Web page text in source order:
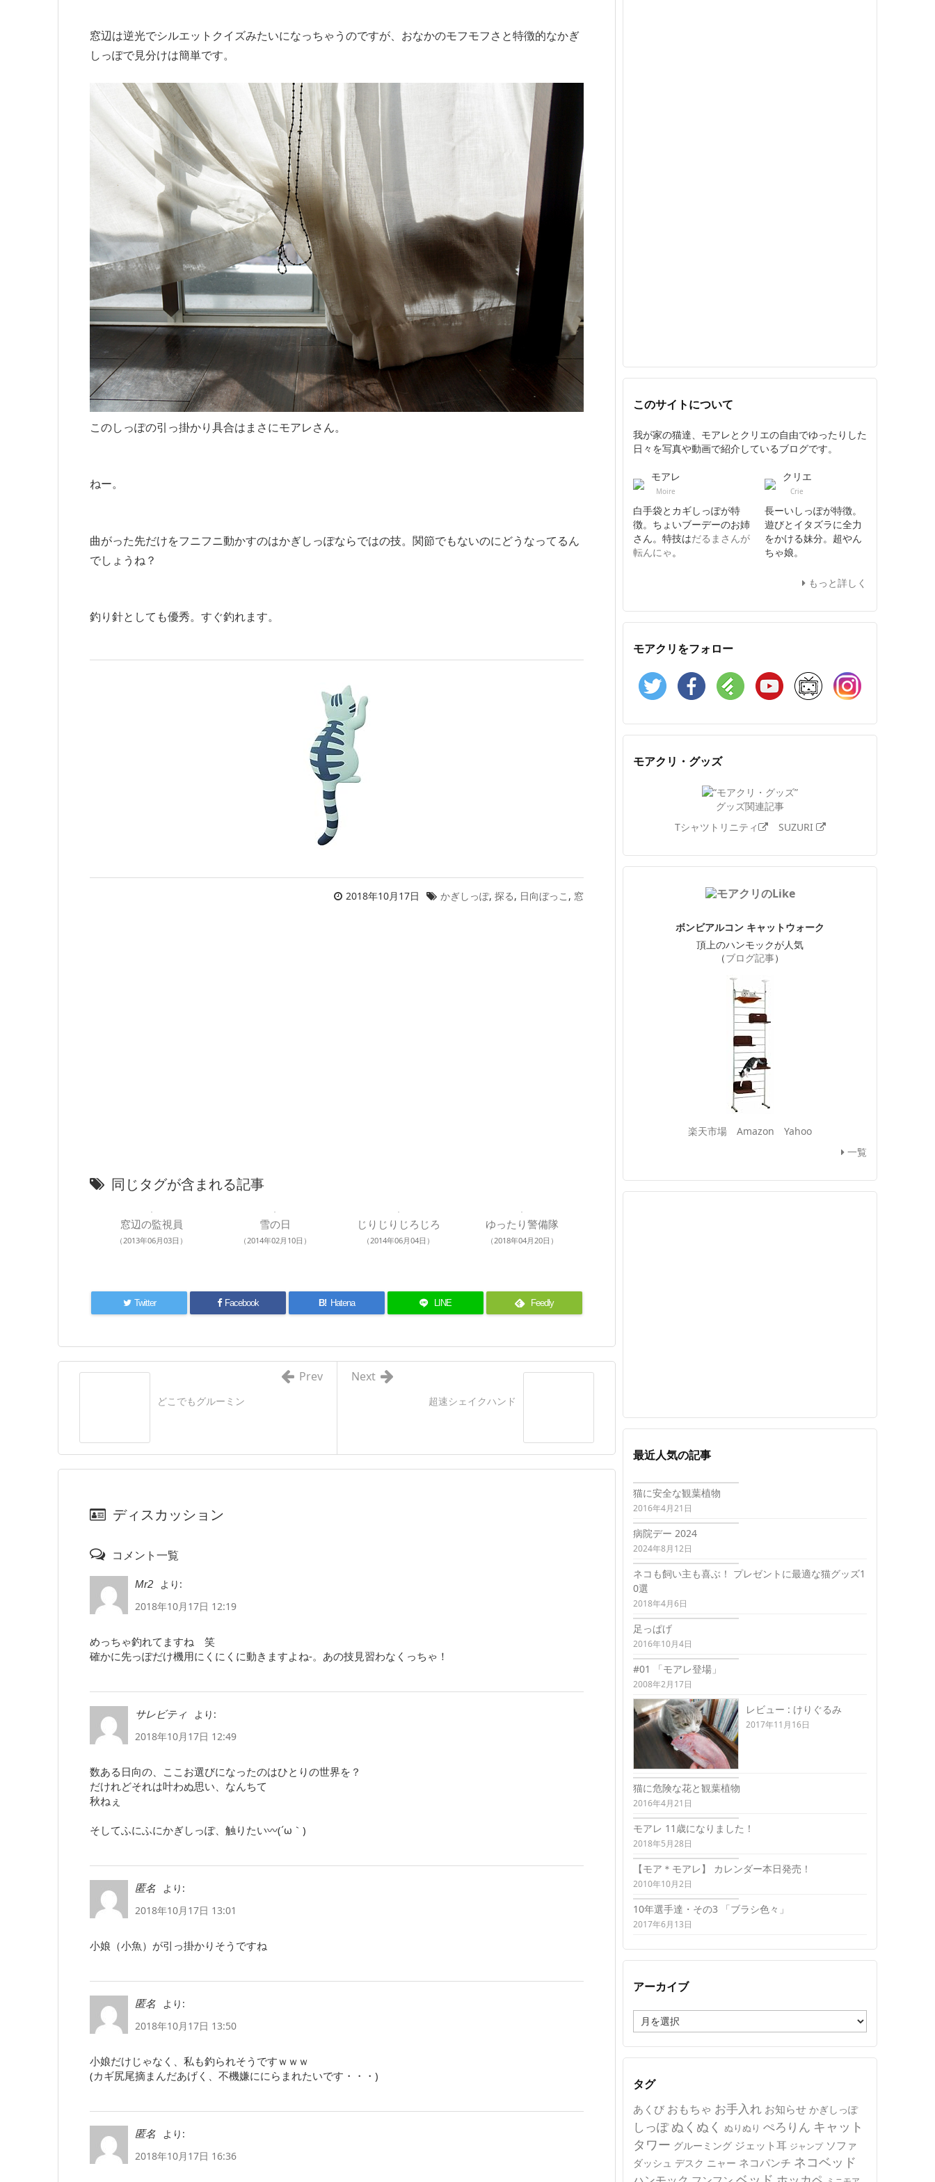
窓辺は逆光でシルエットクイズみたいになっちゃうのですが、おなかのモフモフさと特徴的なかぎ
しっぽで見分けは簡単です。
このしっぽの引っ掛かり具合はまさにモアレさん。
ねー。
曲がった先だけをフニフニ動かすのはかぎしっぽならではの技。関節でもないのにどうなってるん
でしょうね？
釣り針としても優秀。すぐ釣れます。
2018年10月17日 かぎしっぽ, 探る, 日向ぼっこ , 窓
同じタグが含まれる記事
窓辺の監視員
（2013年06月03日）
雪の日
（2014年02月10日）
じりじりじろじろ
（2014年06月04日）
ゆったり警備隊
（2018年04月20日）
Twitter Facebook B! Hatena LINE Feedly
超速シェイクハンド
Next
どこでもグルーミン
Prev
ディスカッション
コメント一覧
Mr2
より:
2018年10月17日 12:19
めっちゃ釣れてますね 笑
確かに先っぽだけ機用にくにくに動きますよね-。あの技見習わなくっちゃ！
サレビティ
より:
2018年10月17日 12:49
数ある日向の、ここお選びになったのはひとりの世界を？
だけれどそれは叶わぬ思い、なんちて
秋ねぇ
そしてふにふにかぎしっぽ、触りたい〰(´ω｀)
匿名
より:
2018年10月17日 13:01
小娘（小魚）が引っ掛かりそうですね
匿名
より:
2018年10月17日 13:50
小娘だけじゃなく、私も釣られそうですｗｗｗ
(カギ尻尾摘まんだあげく、不機嫌ににらまれたいです・・・)
匿名
より:
2018年10月17日 16:36
このサイトについて
我が家の猫達、モアレとクリエの自由でゆったりした
日々を写真や動画で紹介しているブログです。
モアレ
Moire
白手袋とカギしっぽが特
徴。ちょいブーデーのお姉
さん。特技はだるまさんが
転んにゃ。
クリエ
Crie
長ーいしっぽが特徴。
遊びとイタズラに全力
をかける妹分。超やん
ちゃ娘。
もっと詳しく
モアクリをフォロー
Twitter Facebook Feedly YouTube ニコニコ動画
モアクリ・グッズ
グッズ関連記事
Tシャツトリニティ
SUZURI
ボンビアルコン キャットウォーク
頂上のハンモックが人気
（ブログ記事）
楽天市場 Amazon
Yahoo
一覧
最近人気の記事
猫に安全な観葉植物
2016年4月21日
病院デー 2024
2024年8月12日
ネコも飼い主も喜ぶ！ プレゼントに最適な猫グッズ1
0選
2018年4月6日
足っぱげ
2016年10月4日
#01 「モアレ登場」
2008年2月17日
レビュー : けりぐるみ
2017年11月16日
猫に危険な花と観葉植物
2016年4月21日
モアレ 11歳になりました！
2018年5月28日
【モア＊モアレ】 カレンダー本日発売！
2010年10月2日
10年選手達・その3 「ブラシ色々」
2017年6月13日
アーカイブ
ー
カ
イ
タグ
あくび おもちゃ お手入れ お知らせ かぎしっぽ
しっぽ ぬくぬく ぬりぬり ぺろりん キャット
タワー グルーミング ジェット耳 ジャンプ ソファ
ダッシュ デスク ニャー ネコパンチ ネコベッド